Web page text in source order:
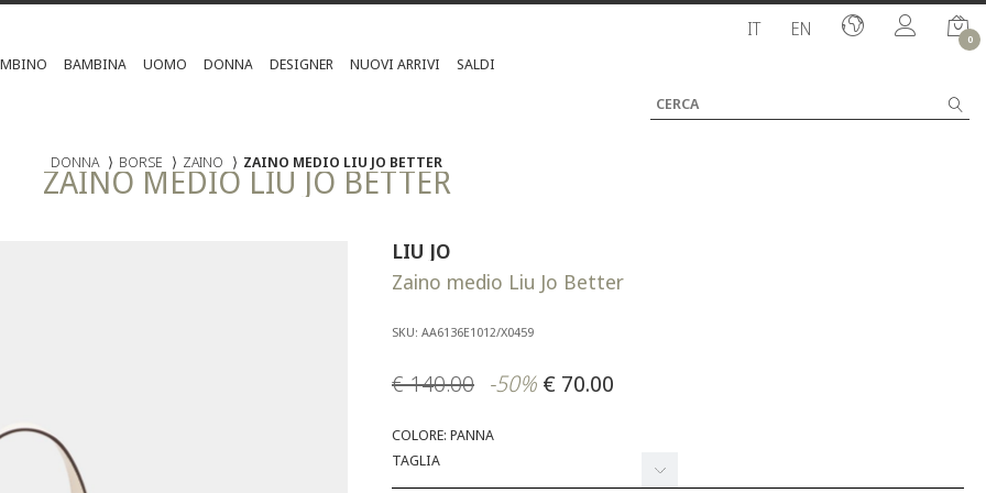
IT EN 0
BAMBINA UOMO DONNA DESIGNER NUOVI ARRIVI SALDI
DONNA ⟩ BORSE ⟩ ZAINO ⟩ ZAINO MEDIO LIU JO BETTER
ZAINO MEDIO LIU JO BETTER
LIU JO
Zaino medio Liu Jo Better
SKU: AA6136E1012/X0459
€ 140.00 -50% € 70.00
COLORE: PANNA
TAGLIA